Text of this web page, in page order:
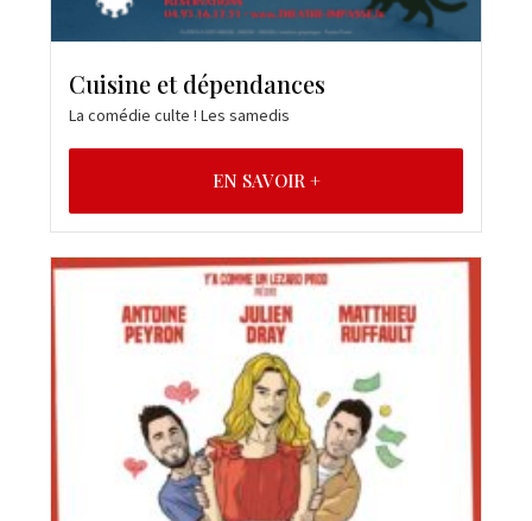
Cuisine et dépendances
La comédie culte ! Les samedis
EN SAVOIR +